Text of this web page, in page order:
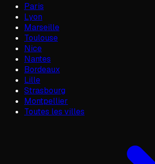
Paris
Lyon
Marseille
Toulouse
Nice
Nantes
Bordeaux
Lille
Strasbourg
Montpellier
Toutes les villes